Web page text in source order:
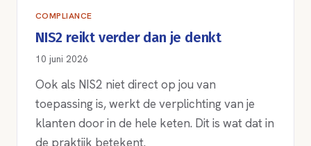
COMPLIANCE
NIS2 reikt verder dan je denkt
10 juni 2026
Ook als NIS2 niet direct op jou van
toepassing is, werkt de verplichting van je
klanten door in de hele keten. Dit is wat dat in
de praktijk betekent.